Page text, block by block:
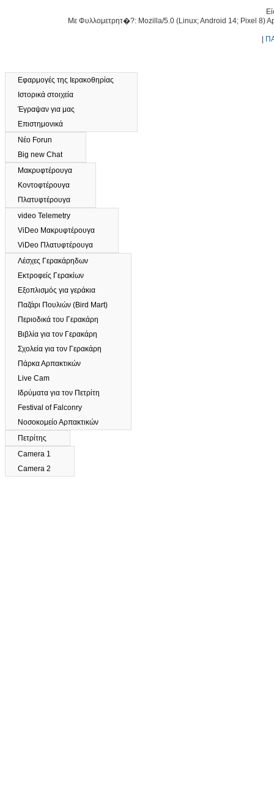
Με Φυλλομετρητ�?: Mozilla/5.0 (Linux; Android 14; Pixel 8)
Εφαρμογές της Ιερακοθηρίας
Ιστορικά στοιχεία
Έγραψαν για μας
Επιστημονικά
Νέο Forun
Big new Chat
Μακρυφτέρουγα
Κοντοφτέρουγα
Πλατυφτέρουγα
video Telemetry
ViDeo Μακρυφτέρουγα
ViDeo Πλατυφτέρουγα
Λέσχες Γερακάρηδων
Εκτροφείς Γερακίων
Εξοπλισμός για γεράκια
Παζάρι Πουλιών (Bird Mart)
Περιοδικά του Γερακάρη
Βιβλία για τον Γερακάρη
Σχολεία για τον Γερακάρη
Πάρκα Αρπακτικών
Live Cam
Ιδρύματα για τον Πετρίτη
Festival of Falconry
Νοσοκομείο Αρπακτικών
Πετρίτης
Camera 1
Camera 2